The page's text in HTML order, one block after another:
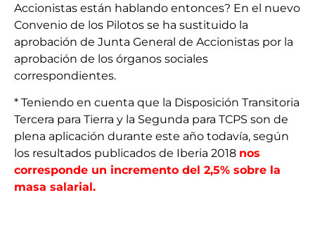
Accionistas están hablando entonces? En el nuevo
Convenio de los Pilotos se ha sustituido la
aprobación de Junta General de Accionistas por la
aprobación de los órganos sociales
correspondientes.
* Teniendo en cuenta que la Disposición Transitoria
Tercera para Tierra y la Segunda para TCPS son de
plena aplicación durante este año todavía, según
los resultados publicados de Iberia 2018 nos
corresponde un incremento del 2,5% sobre la
masa salarial.